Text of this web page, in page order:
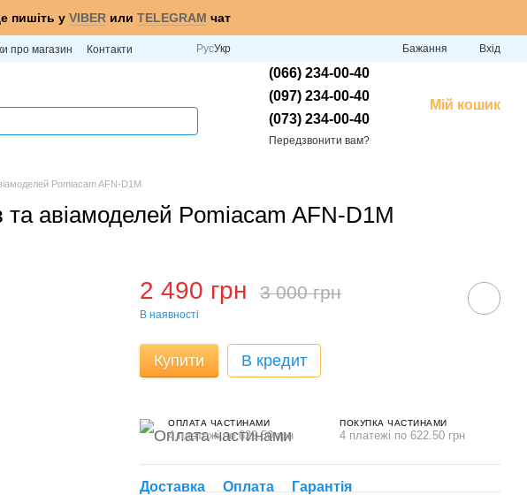
пишіть у VIBER или TELEGRAM чат
про магазин Контакти РусУкр Бажання Вхід
(066) 234-00-40
(097) 234-00-40
(073) 234-00-40
Передзвонити вам?
Мій кошик
Pomiacam AFN-D1M
та авіамоделей Pomiacam AFN-D1M
2 490 грн 3 000 грн
В наявності
Купити В кредит
ОПЛАТА ЧАСТИНАМИ
4 платежі по 622.50 грн
ПОКУПКА ЧАСТИНАМИ
4 платежі по 622.50 грн
Доставка Оплата
Гарантія